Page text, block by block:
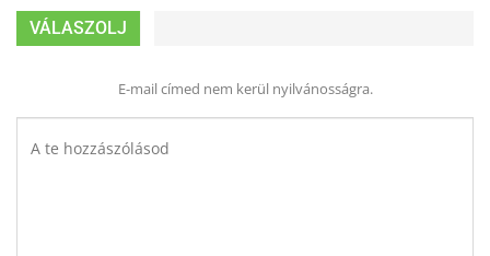
VÁLASZOLJ
E-mail címed nem kerül nyilvánosságra.